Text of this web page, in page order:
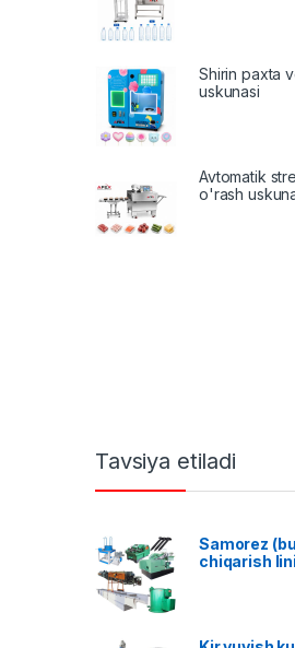
Shirin paxta
uskunasi
Avtomatik
o'rash
Tavsiya etiladi
Samorez
chiqarish